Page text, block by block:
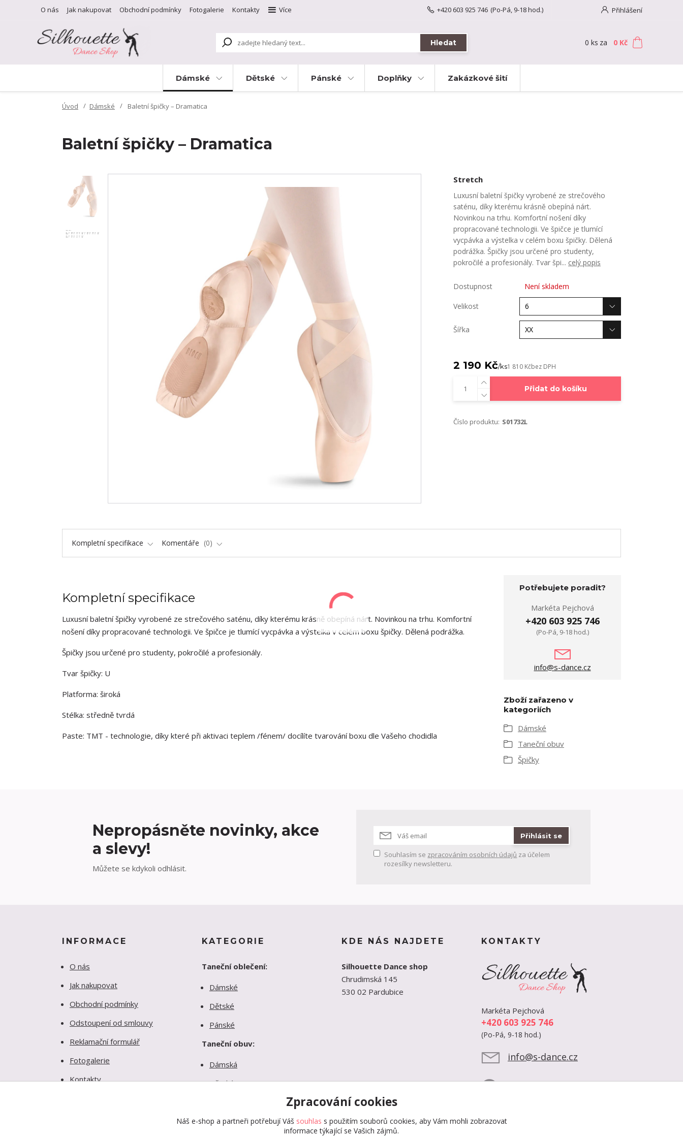
O nás Jak nakupovat Obchodní podmínky Fotogalerie Kontakty Více Přihlášení
Hledat
+420 603 925 746 (Po-Pá, 9-18 hod.)
0 ks za 0 Kč
Dámské Dětské Pánské Doplňky Zakázkové šití
Úvod Dámské Baletní špičky – Dramatica
Baletní špičky – Dramatica
Stretch
Luxusní baletní špičky vyrobené ze strečového
saténu, díky kterému krásně obepíná nárt.
Novinkou na trhu. Komfortní nošení díky
propracované technologii. Ve špičce je tlumící
vycpávka a výstelka v celém boxu špičky. Dělená
podrážka. Špičky jsou určené pro studenty,
pokročilé a profesionály. Tvar špi... celý popis
Dostupnost Není skladem
Velikost
Šířka
2 190 Kč/ks1 810 Kčbez DPH
Přidat do košíku
Číslo produktu: S01732L
Kompletní specifikace Komentáře 0
Kompletní specifikace
Luxusní baletní špičky vyrobené ze strečového saténu, díky kterému krásně obepíná nárt. Novinkou na trhu. Komfortní
nošení díky propracované technologii. Ve špičce je tlumící vycpávka a výstelka v celém boxu špičky. Dělená podrážka.
Špičky jsou určené pro studenty, pokročilé a profesionály.
Tvar špičky: U
Platforma: široká
Stélka: středně tvrdá
Paste: TMT - technologie, díky které při aktivaci teplem /fénem/ docílíte tvarování boxu dle Vašeho chodidla
Potřebujete poradit?
Markéta Pejchová
+420 603 925 746
(Po-Pá, 9-18 hod.)
info@s-dance.cz
Zboží zařazeno v
kategoriích
Dámské
Taneční obuv
Špičky
Nepropásněte novinky, akce
a slevy!
Můžete se kdykoli odhlásit.
Přihlásit se
Souhlasím se zpracováním osobních údajů za účelem
rozesílky newsletteru.
INFORMACE
O nás
Jak nakupovat
Obchodní podmínky
Odstoupení od smlouvy
Reklamační formulář
Fotogalerie
Kontakty
KATEGORIE
Taneční oblečení:
Dámské
Dětské
Pánské
Taneční obuv:
Dámská
Dětská
KDE NÁS NAJDETE
Silhouette Dance shop
Chrudimská 145
530 02 Pardubice
KONTAKTY
Markéta Pejchová
+420 603 925 746
(Po-Pá, 9-18 hod.)
info@s-dance.cz
Zpracování cookies
Náš e-shop a partneři potřebují Váš souhlas s použitím souborů cookies, aby Vám mohli zobrazovat
informace týkající se Vašich zájmů.